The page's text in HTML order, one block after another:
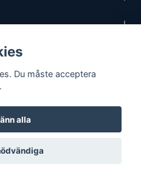
Du måste acceptera
alla